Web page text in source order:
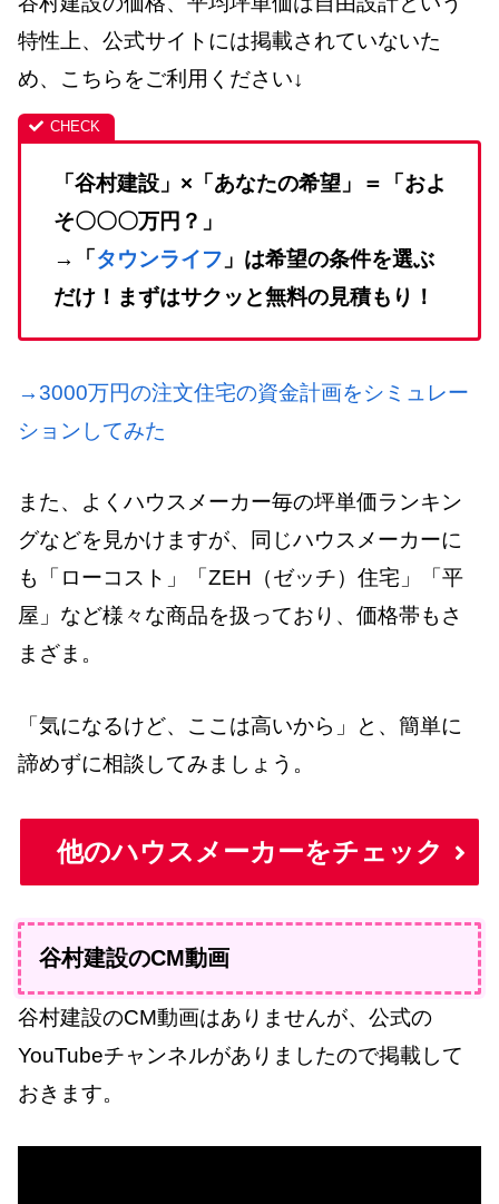
特性上、公式サイトには掲載されていないた
め、こちらをご利用ください↓
「谷村建設」×「あなたの希望」＝「およ
そ〇〇〇万円？」
→「タウンライフ 」は希望の条件を選ぶ
だけ！まずはサクッと無料の見積もり！
→3000万円の注文住宅の資金計画をシミュレー
ションしてみた
また、よくハウスメーカー毎の坪単価ランキン
グなどを見かけますが、同じハウスメーカーに
も「ローコスト」「ZEH（ゼッチ）住宅」「平
屋」など様々な商品を扱っており、価格帯もさ
まざま。
「気になるけど、ここは高いから」と、簡単に
諦めずに相談してみましょう。
他のハウスメーカーをチェック
谷村建設のCM動画
谷村建設のCM動画はありませんが、公式の
YouTubeチャンネルがありましたので掲載して
おきます。